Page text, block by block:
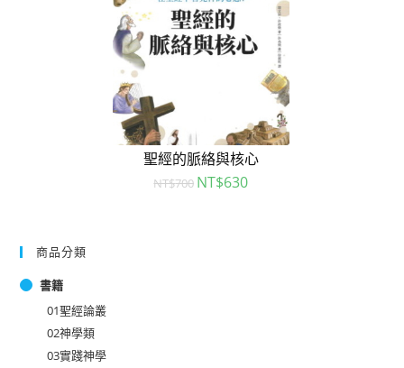
聖經的脈絡與核心
NT$700 NT$630
商品分類
書籍
01聖經論叢
02神學類
03實踐神學